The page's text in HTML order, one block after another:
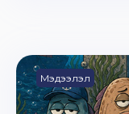
Мэдээлэл